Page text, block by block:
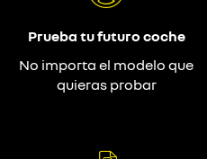
Prueba tu futuro coche
No importa el modelo que
quieras probar